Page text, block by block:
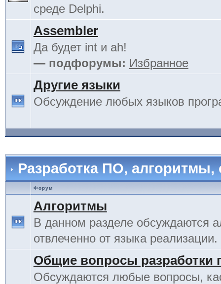
среде Delphi.
Assembler
Да будет int и ah!
— подфорумы: Избранное
Другие языки
Обсуждение любых языков
Разработка ПО,
Форум
Алгоритмы
В данном разделе обсуждаются
отвлеченно от языка реализации.
Общие вопросы разработки
Обсуждаются любые вопросы,